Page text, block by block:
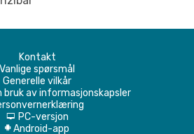
Kontakt
Vanlige spørsmål
Generelle vilkår
bruk av informasjonskapsler
d PC-versjon
A Android-app